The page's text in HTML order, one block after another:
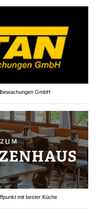
GmbH
mit bester Küche